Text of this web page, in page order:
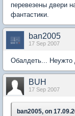
перевезены двери
фантастики.
ban2005
17 Sep 2007
Обалдеть... Неужто
BUH
17 Sep 2007
ban2005, on